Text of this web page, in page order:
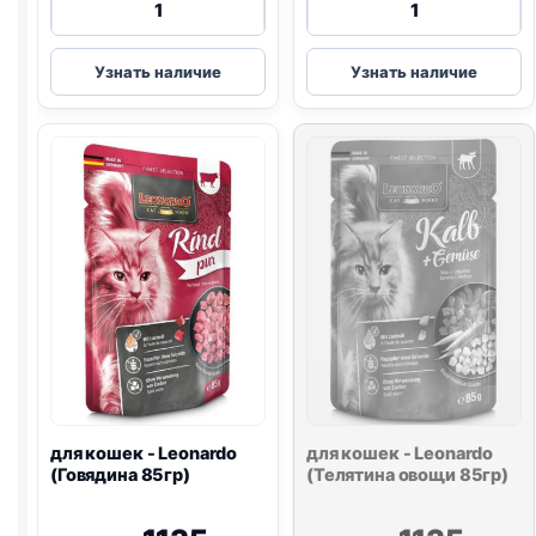
для
кошек
-
(Мясное
меню
85гр)
Узнать наличие
для
кошек
-
Leonardo
(Курица
85гр)
Узнать наличие
для кошек - Leonardo
(Говядина 85гр)
для кошек - Leonardo
(Телятина овощи 85гр)